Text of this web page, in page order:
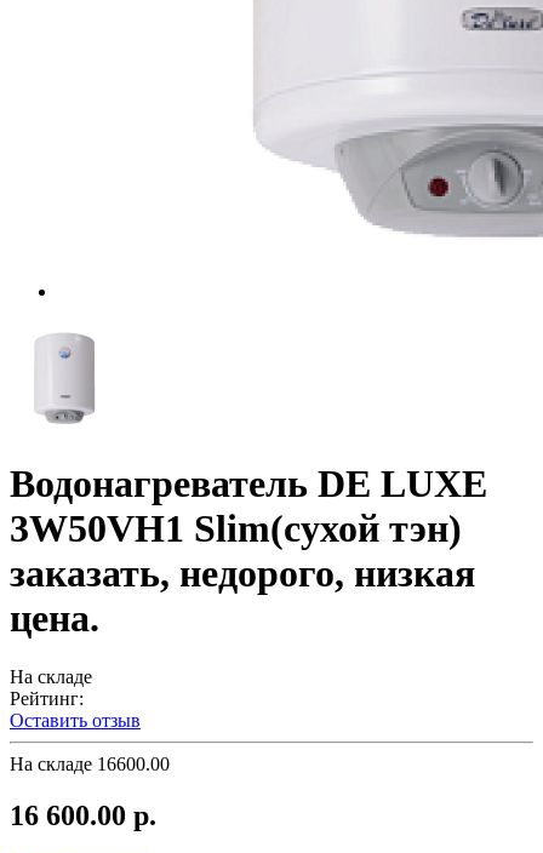
Водонагреватель DE LUXE
3W50VH1 Slim(сухой тэн)
заказать, недорого, низкая
цена.
На складе
Рейтинг:
Оставить отзыв
На складе 16600.00
16 600.00 р.